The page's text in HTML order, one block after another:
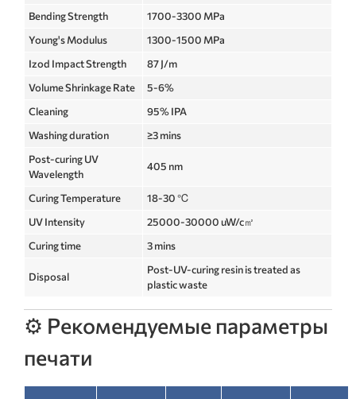
Bending Strength
1700-3300 MPa
Young's Modulus
1300-1500 MPa
Izod Impact Strength
87 J/m
Volume Shrinkage Rate
5-6%
Cleaning
95% IPA
Washing duration
≥3 mins
Post-curing UV
Wavelength
405 nm
Curing Temperature
18-30 ℃
UV Intensity
25000-30000 uW/c㎡
Curing time
3 mins
Disposal
Post-UV-curing resin is treated as
plastic waste
⚙️ Рекомендуемые параметры
печати